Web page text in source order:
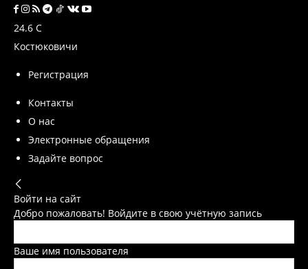
24.6 C
Костюковичи
Регистрация
Контакты
О нас
Электронные обращения
Задайте вопрос
Войти на сайт
Добро пожаловать! Войдите в свою учётную запись
Ваше имя пользователя